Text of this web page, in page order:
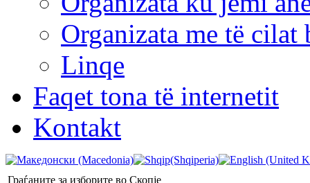
Organizata me të cilat
Linqe
Faqet tona të internetit
Kontakt
Граѓаните за изборите во Скопје